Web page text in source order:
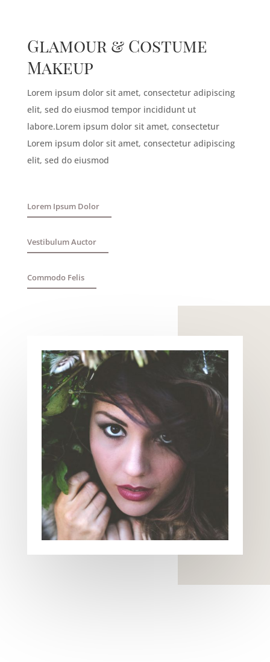
Glamour & Costume
Makeup
Lorem ipsum dolor sit amet, consectetur adipiscing
elit, sed do eiusmod tempor incididunt ut
labore.Lorem ipsum dolor sit amet, consectetur
Lorem ipsum dolor sit amet, consectetur adipiscing
elit, sed do eiusmod
Lorem Ipsum Dolor
Vestibulum Auctor
Commodo Felis